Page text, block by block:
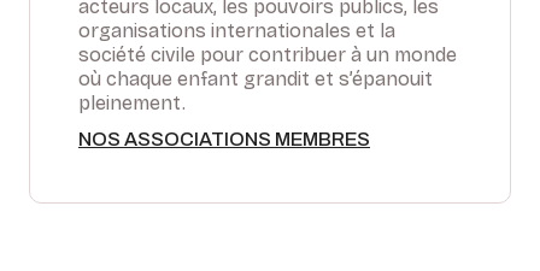
acteurs locaux, les pouvoirs publics, les
organisations internationales et la
société civile pour contribuer à un monde
où chaque enfant grandit et s’épanouit
pleinement.
NOS ASSOCIATIONS MEMBRES